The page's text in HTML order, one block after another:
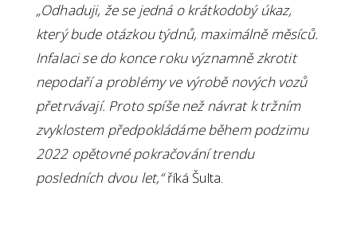
„Odhaduji, že se jedná o krátkodobý úkaz,
který bude otázkou týdnů, maximálně měsíců.
Infalaci se do konce roku významně zkrotit
nepodaří a problémy ve výrobě nových vozů
přetrvávají. Proto spíše než návrat k tržním
zvyklostem předpokládáme během podzimu
2022 opětovné pokračování trendu
posledních dvou let,“říká Šulta.